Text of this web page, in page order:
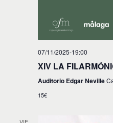
07/11/2025-19:00
XIV LA
Auditorio Edgar Neville
15€